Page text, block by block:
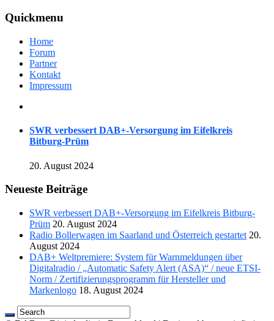
Quickmenu
Home
Forum
Partner
Kontakt
Impressum
SWR verbessert DAB+-Versorgung im Eifelkreis
Bitburg-Prüm
20. August 2024
Neueste Beiträge
SWR verbessert DAB+-Versorgung im Eifelkreis Bitburg-
Prüm 20. August 2024
Radio Bollerwagen im Saarland und Österreich gestartet 20.
August 2024
DAB+ Weltpremiere: System für Warnmeldungen über
Digitalradio / „Automatic Safety Alert (ASA)“ / neue ETSI-
Norm / Zertifizierungsprogramm für Hersteller und
Markenlogo 18. August 2024